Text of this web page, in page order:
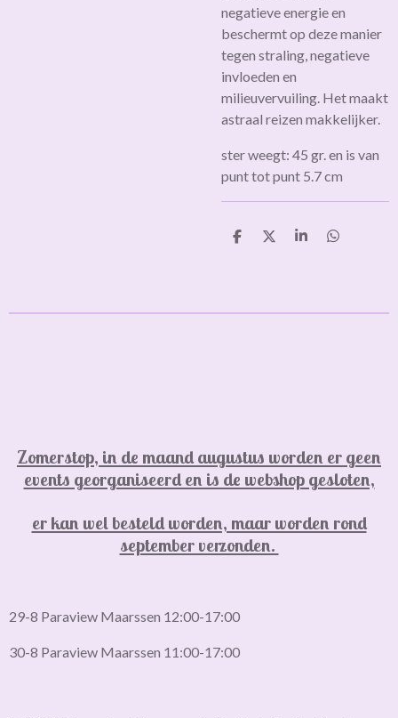
negatieve energie en
beschermt op deze manier
tegen straling, negatieve
invloeden en
milieuvervuiling. Het maakt
astraal reizen makkelijker.
ster weegt: 45 gr. en is van
punt tot punt 5.7 cm
D
D
S
D
Zomerstop, in de maand augustus worden er geen
events georganiseerd en is de webshop gesloten,
er kan wel besteld worden, maar worden rond
september verzonden.
29-8 Paraview Maarssen 12:00-17:00
30-8 Paraview Maarssen 11:00-17:00